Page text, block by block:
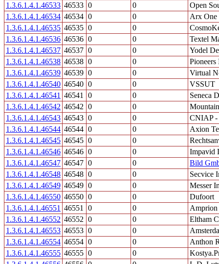
1.3.6.1.4.1.46533 46533 0 0
Open
1.3.6.1.4.1.46534 46534 0 0
Arx One
1.3.6.1.4.1.46535 46535 0 0
1.3.6.1.4.1.46536 46536 0 0
Textel
1.3.6.1.4.1.46537 46537 0 0
Yodel
1.3.6.1.4.1.46538 46538 0 0
Pioneers
1.3.6.1.4.1.46539 46539 0 0
Virtual
1.3.6.1.4.1.46540 46540 0 0
VSSUT
1.3.6.1.4.1.46541 46541 0 0
Seneca
1.3.6.1.4.1.46542 46542 0 0
1.3.6.1.4.1.46543 46543 0 0
CNIAP -
1.3.6.1.4.1.46544 46544 0 0
Axion
1.3.6.1.4.1.46545 46545 0 0
1.3.6.1.4.1.46546 46546 0 0
Impavid
1.3.6.1.4.1.46547 46547 0 0
Bild
1.3.6.1.4.1.46548 46548 0 0
Secvice
1.3.6.1.4.1.46549 46549 0 0
Messer
1.3.6.1.4.1.46550 46550 0 0
Dufoort
1.3.6.1.4.1.46551 46551 0 0
1.3.6.1.4.1.46552 46552 0 0
Eltham
1.3.6.1.4.1.46553 46553 0 0
1.3.6.1.4.1.46554 46554 0 0
Anthon
1.3.6.1.4.1.46555 46555 0 0